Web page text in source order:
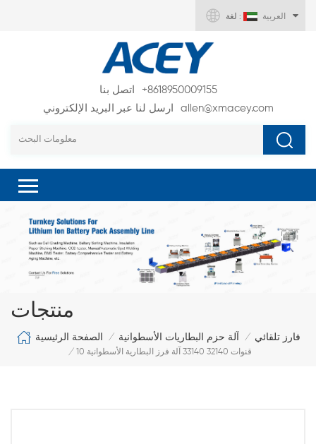
لغة : العربية
اتصل بنا
+8618950009155
ارسل لنا عبر البريد الإلكتروني
allen@xmacey.com
منتجات
الصفحة الرئيسية / آلة حزم البطاريات الأسطوانية / فارز تلقائي
/ 10 قنوات 32140 33140 آلة فرز البطارية الأسطوانية